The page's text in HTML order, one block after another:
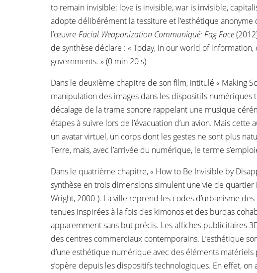
to remain invisible: love is invisible, war is invisible,
adopte délibérément la tessiture et l’esthétique
l’œuvre Facial Weaponization Communiqué: Fag Face
de synthèse déclare : « Today, in our world of
governments. » (0 min 20 s)
Dans le deuxième chapitre de son film, intitulé « Making
manipulation des images dans les dispositifs
décalage de la trame sonore rappelant une musique
étapes à suivre lors de l’évacuation d’un avion. Mais
un avatar virtuel, un corps dont les gestes ne sont plus
Terre, mais, avec l’arrivée du numérique, le terme
Dans le quatrième chapitre, « How to Be Invisible by
synthèse en trois dimensions simulent une vie de
Wright, 2000-). La ville reprend les codes d’urbanisme
tenues inspirées à la fois des kimonos et des burqas
apparemment sans but précis. Les affiches publicitaires
des centres commerciaux contemporains. L’esthétique
d’une esthétique numérique avec des éléments
s’opère depuis les dispositifs technologiques. En effet,